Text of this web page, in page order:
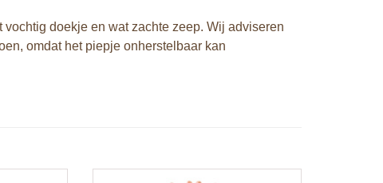
doekje en wat zachte zeep. Wij adviseren
omdat het piepje onherstelbaar kan